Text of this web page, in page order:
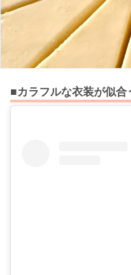
■カラフルな衣装が似合